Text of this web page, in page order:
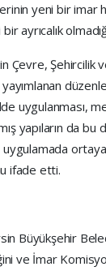
yeni bir imar
ayrıcalık
Çevre, Şehircilik
yayımlanan
uygulanması,
yapıların da
uygulamada
ifade etti.
Büyükşehir
ve İmar